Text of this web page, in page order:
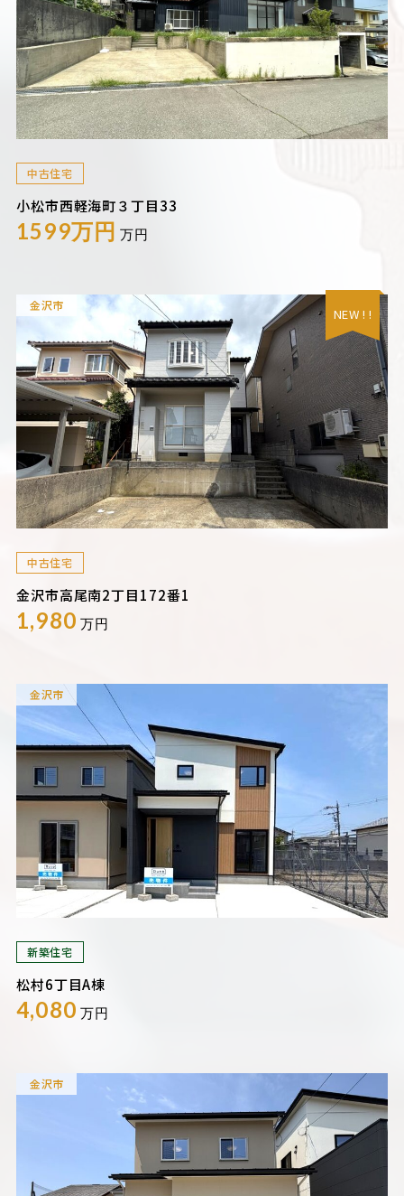
中古住宅
小松市西軽海町３丁目33
1599万円 万円
金沢市
NEW ! !
中古住宅
金沢市高尾南2丁目172番1
1,980 万円
金沢市
新築住宅
松村6丁目A棟
4,080 万円
金沢市